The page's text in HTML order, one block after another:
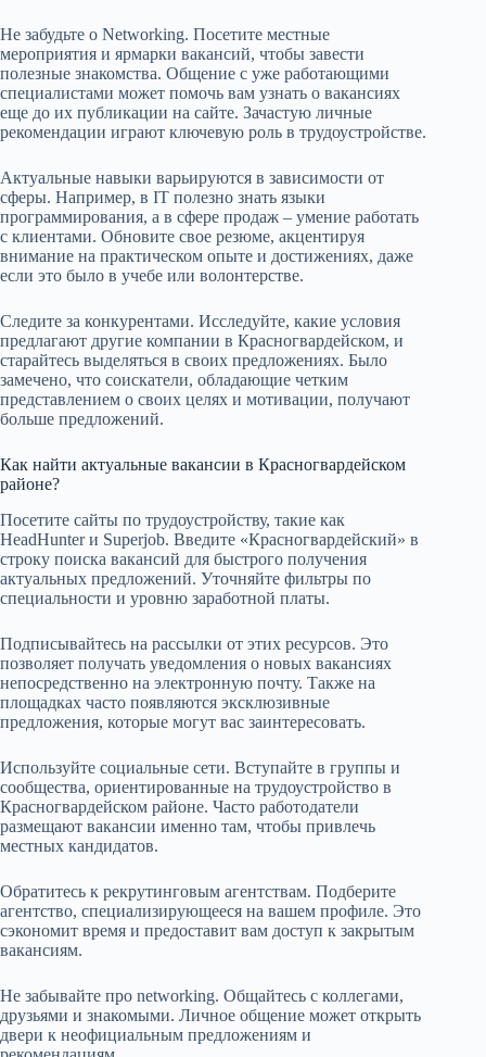
Не забудьте о Networking. Посетите местные
мероприятия и ярмарки вакансий, чтобы завести
полезные знакомства. Общение с уже работающими
специалистами может помочь вам узнать о вакансиях
еще до их публикации на сайте. Зачастую личные
рекомендации играют ключевую роль в трудоустройстве.
Актуальные навыки варьируются в зависимости от
сферы. Например, в IT полезно знать языки
программирования, а в сфере продаж – умение работать
с клиентами. Обновите свое резюме, акцентируя
внимание на практическом опыте и достижениях, даже
если это было в учебе или волонтерстве.
Следите за конкурентами. Исследуйте, какие условия
предлагают другие компании в Красногвардейском, и
старайтесь выделяться в своих предложениях. Было
замечено, что соискатели, обладающие четким
представлением о своих целях и мотивации, получают
больше предложений.
Как найти актуальные вакансии в Красногвардейском
районе?
Посетите сайты по трудоустройству, такие как
HeadHunter и Superjob. Введите «Красногвардейский» в
строку поиска вакансий для быстрого получения
актуальных предложений. Уточняйте фильтры по
специальности и уровню заработной платы.
Подписывайтесь на рассылки от этих ресурсов. Это
позволяет получать уведомления о новых вакансиях
непосредственно на электронную почту. Также на
площадках часто появляются эксклюзивные
предложения, которые могут вас заинтересовать.
Используйте социальные сети. Вступайте в группы и
сообщества, ориентированные на трудоустройство в
Красногвардейском районе. Часто работодатели
размещают вакансии именно там, чтобы привлечь
местных кандидатов.
Обратитесь к рекрутинговым агентствам. Подберите
агентство, специализирующееся на вашем профиле. Это
сэкономит время и предоставит вам доступ к закрытым
вакансиям.
Не забывайте про networking. Общайтесь с коллегами,
друзьями и знакомыми. Личное общение может открыть
двери к неофициальным предложениям и